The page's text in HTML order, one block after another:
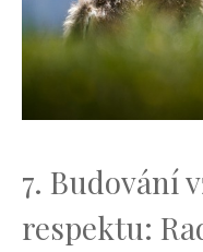
7. ‍Budování
respektu: